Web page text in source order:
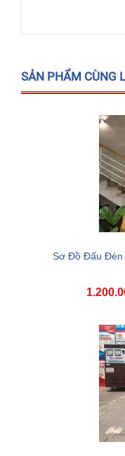
SẢN PHẨM CÙNG
Sơ Đồ Đấu Đèn